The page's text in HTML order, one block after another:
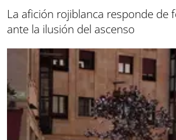
La afición rojiblanca responde de
ante la ilusión del ascenso